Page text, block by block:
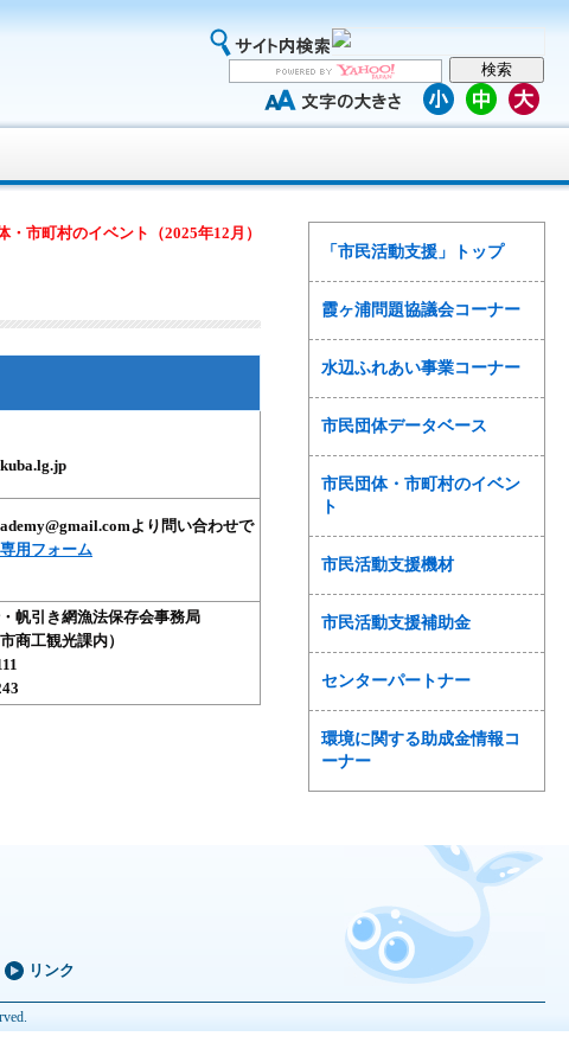
「市民活動支援」トップ
霞ヶ浦問題協議会コーナー
水辺ふれあい事業コーナー
市民団体データベース
市民団体・市町村のイベン
ト
市民活動支援機材
市民活動支援補助金
センターパートナー
環境に関する助成金情報コ
ーナー
・市町村のイベント（2025年12月）
より問い合わせで
用フォーム
帆引き網漁法保存会事務局
商工観光課内）
リンク